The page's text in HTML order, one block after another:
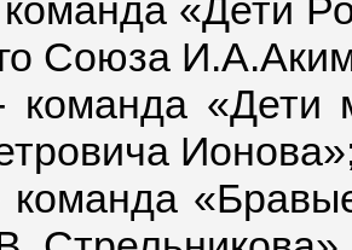
команда «Дети
Союза
команда
команда